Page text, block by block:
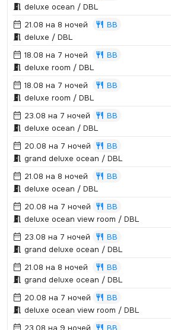
deluxe ocean / DBL
21.08 на 8 ночей
BB
deluxe / DBL
18.08 на 7 ночей
BB
deluxe room / DBL
18.08 на 7 ночей
BB
deluxe room / DBL
23.08 на 7 ночей
BB
deluxe ocean / DBL
20.08 на 7 ночей
BB
grand deluxe ocean / DBL
21.08 на 8 ночей
BB
deluxe ocean / DBL
20.08 на 7 ночей
BB
deluxe ocean view room / DBL
23.08 на 7 ночей
BB
grand deluxe ocean / DBL
21.08 на 8 ночей
BB
grand deluxe ocean / DBL
20.08 на 7 ночей
BB
deluxe ocean view room / DBL
23.08 на 9 ночей
BB